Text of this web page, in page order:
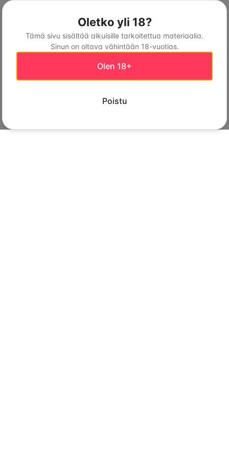
Oletko yli 18?
Tämä sivu sisältää aikuisille tarkoitettua materiaalia.
Sinun on oltava vähintään 18-vuotias.
Olen 18+
Poistu